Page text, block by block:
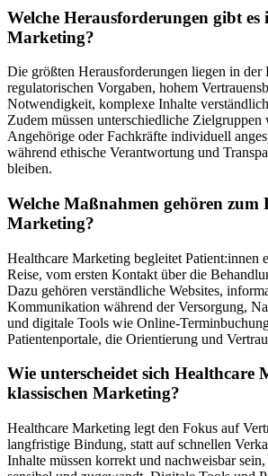
Welche Herausforderungen gibt es
Marketing?
Die größten Herausforderungen liegen in der
regulatorischen Vorgaben, hohem
Notwendigkeit, komplexe Inhalte
Zudem müssen unterschiedliche Zielgruppen
Angehörige oder Fachkräfte individuell
während ethische Verantwortung und
bleiben.
Welche Maßnahmen gehören zum
Marketing?
Healthcare Marketing begleitet Patient:innen
Reise, vom ersten Kontakt über die
Dazu gehören verständliche Websites,
Kommunikation während der Versorgung,
und digitale Tools wie Online-
Patientenportale, die Orientierung und
Wie unterscheidet sich Healthcare
klassischen Marketing?
Healthcare Marketing legt den Fokus auf
langfristige Bindung, statt auf schnellen
Inhalte müssen korrekt und nachweisbar